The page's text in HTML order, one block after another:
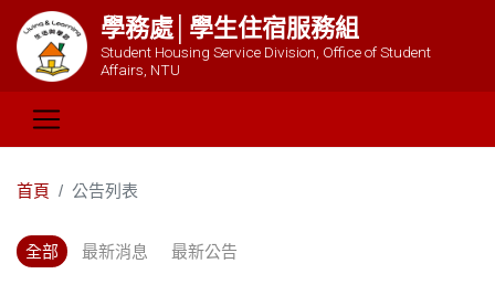
學務處│學生住宿服務組
Student Housing Service Division, Office of Student
Affairs, NTU
首頁 公告列表
全部 最新消息 最新公告